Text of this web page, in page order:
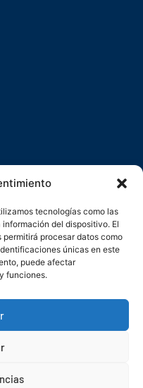
tecnologías como las
del dispositivo. El
procesar datos como
únicas en este
puede afectar
funciones.